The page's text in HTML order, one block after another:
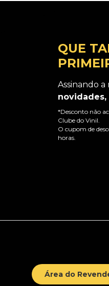
QUE
Assinando
*Desconto não
Clube do Vinil.
O cupom de
horas.
Área do